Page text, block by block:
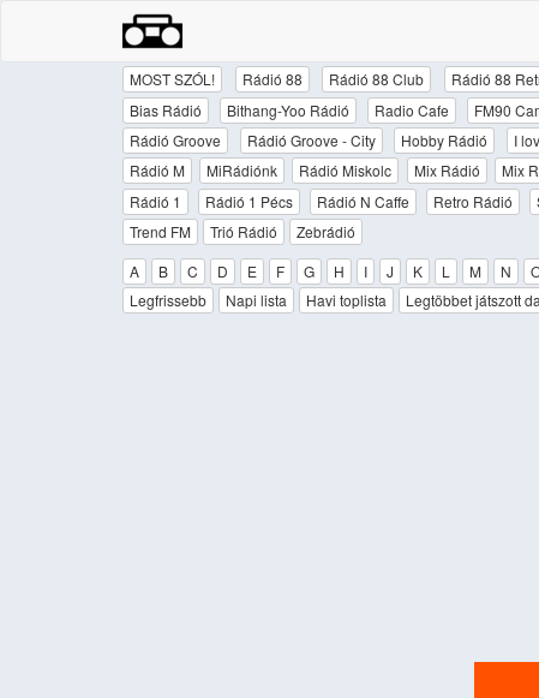
MOST SZÓL! Rádió 88 Rádió 88 Club Rádió 88
Bias Rádió
Bithang-Yoo Rádió Radio Cafe FM90
Rádió Groove
Rádió Groove - City Hobby Rádió I
Rádió M
MiRádiónk Rádió Miskolc Mix Rádió Mix
Rádió 1
Rádió 1 Pécs Rádió N Caffe Retro Rádió
Trend FM
Trió Rádió
Zebrádió
A
B C D E F G H I J K L M N
Legfrissebb
Napi lista Havi toplista Legtöbbet játszott